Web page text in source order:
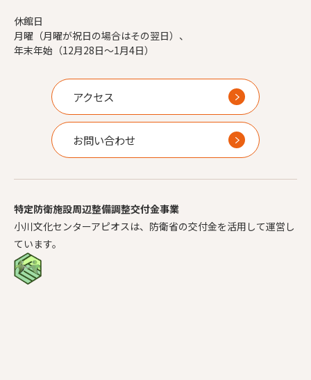
休館日
月曜（月曜が祝日の場合はその翌日）、
年末年始（12月28日～1月4日）
アクセス
お問い合わせ
特定防衛施設周辺整備調整交付金事業
小川文化センターアピオスは、防衛省の交付金を活用して運営し
ています。